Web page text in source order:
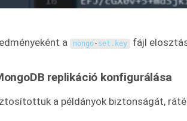
a mongo- set . key fájl
replikáció konfigurálása
a példányok biztonságát,